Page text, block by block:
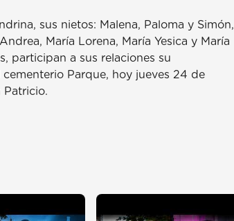
sus nietos: Malena, Paloma y Simón,
María Lorena, María Yesica y María
participan a sus relaciones su
Parque, hoy jueves 24 de
Patricio.